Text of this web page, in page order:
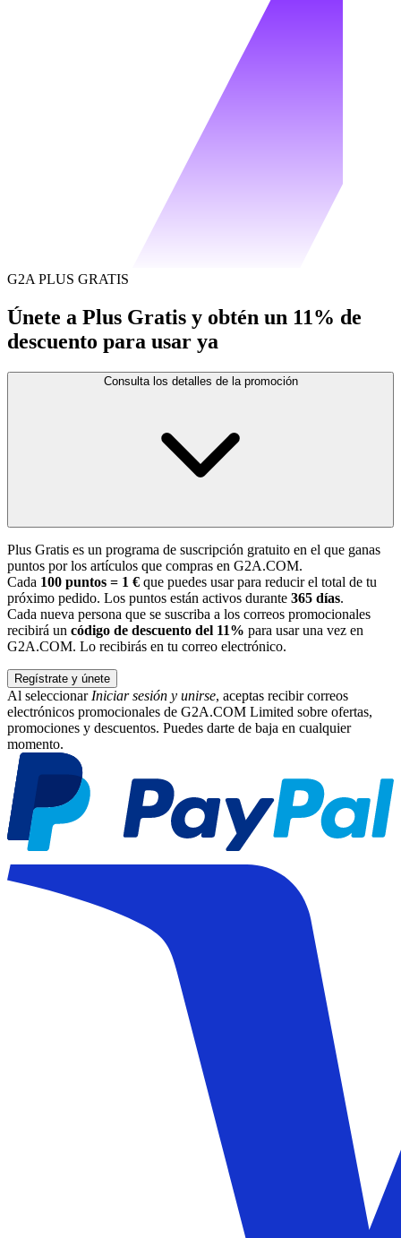
G2A PLUS GRATIS
Únete a Plus Gratis y obtén un 11% de
descuento para usar ya
Consulta los detalles de la promoción
Plus Gratis es un programa de suscripción gratuito en el que ganas
puntos por los artículos que compras en G2A.COM.
Cada 100 puntos = 1 € que puedes usar para reducir el total de tu
próximo pedido. Los puntos están activos durante 365 días.
Cada nueva persona que se suscriba a los correos promocionales
recibirá un código de descuento del 11% para usar una vez en
G2A.COM. Lo recibirás en tu correo electrónico.
Regístrate y únete
Al seleccionar Iniciar sesión y unirse, aceptas recibir correos
electrónicos promocionales de G2A.COM Limited sobre ofertas,
promociones y descuentos. Puedes darte de baja en cualquier
momento.